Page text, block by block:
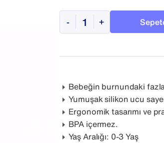
- +
Bebeğin burnundaki
Yumuşak silikon ucu
Ergonomik tasarımı ve
BPA içermez.
Yaş Aralığı: 0-3 Yaş